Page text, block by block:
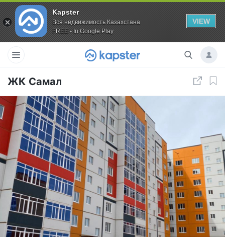
Kapster
Вся недвижимость Казахстана
FREE - In Google Play
VIEW
ЖК Самал